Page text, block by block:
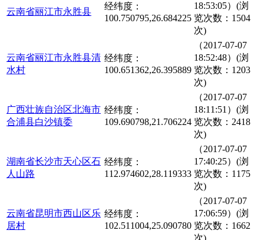
云南省丽江市永胜县
经纬度：
100.750795,26.684225
18:53:05）(浏
览次数：1504
次)
云南省丽江市永胜县清
水村
经纬度：
100.651362,26.395889
（2017-07-07
18:52:48）(浏
览次数：1203
次)
广西壮族自治区北海市
合浦县白沙镇委
经纬度：
109.690798,21.706224
（2017-07-07
18:11:51）(浏
览次数：2418
次)
湖南省长沙市天心区石
人山路
经纬度：
112.974602,28.119333
（2017-07-07
17:40:25）(浏
览次数：1175
次)
云南省昆明市西山区乐
居村
经纬度：
102.511004,25.090780
（2017-07-07
17:06:59）(浏
览次数：1662